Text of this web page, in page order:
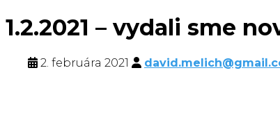
1.2.2021 – vydali sme
2. februára 2021